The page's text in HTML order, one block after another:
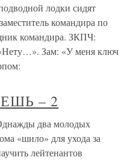
лодки сидят
командира по
командира. ЗКПЧ:
Зам: «У меня ключ
– 2
два молодых
«шило» для ухода за
лейтенантов